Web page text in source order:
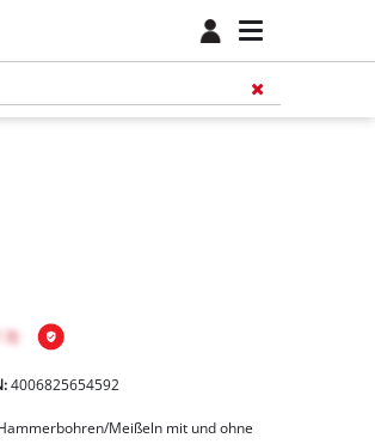
4006825654592
Meißeln mit und ohne